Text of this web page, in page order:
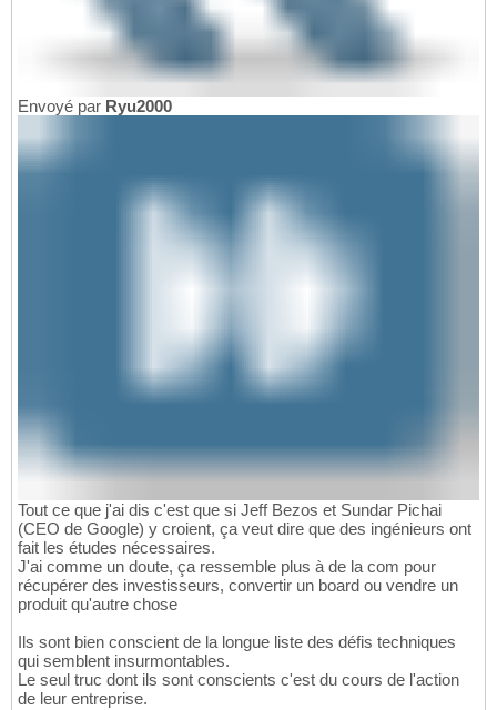
Envoyé par Ryu2000
Tout ce que j'ai dis c'est que si Jeff Bezos et Sundar Pichai
(CEO de Google) y croient, ça veut dire que des ingénieurs ont
fait les études nécessaires.
J'ai comme un doute, ça ressemble plus à de la com pour
récupérer des investisseurs, convertir un board ou vendre un
produit qu'autre chose
Ils sont bien conscient de la longue liste des défis techniques
qui semblent insurmontables.
Le seul truc dont ils sont conscients c'est du cours de l'action
de leur entreprise.